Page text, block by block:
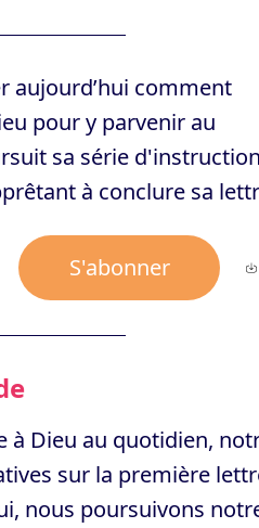
aujourd’hui comment
pour y parvenir au
sa série
à conclure sa
S'abonner
à Dieu au quotidien,
sur la première
nous poursuivons